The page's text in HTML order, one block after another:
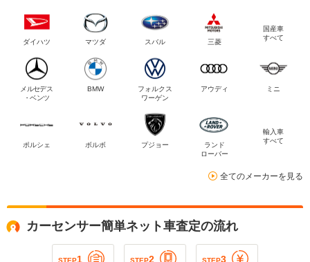
ダイハツ マツダ スバル 三菱
国産車
すべて
メルセデス
・ベンツ
BMW
フォルクス
ワーゲン
アウディ ミニ
ポルシェ ボルボ プジョー
ランド
ローバー
輸入車
すべて
全てのメーカーを見る
カーセンサー簡単ネット車査定の流れ
STEP1 STEP2 STEP3